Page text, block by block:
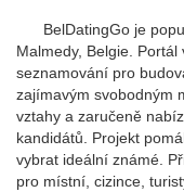
BelDatingGo je
Malmedy, Belgie.
seznamování pro
zajímavým svobodným
vztahy a zaručeně
kandidátů. Projekt
vybrat ideální známé.
pro místní, cizince,